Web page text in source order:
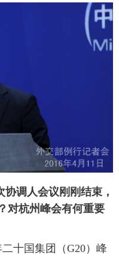
协调人会议刚刚结束，
对杭州峰会有何重要
十国集团（G20）峰